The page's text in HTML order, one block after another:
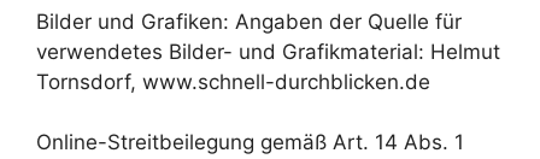
Bilder und Grafiken: Angaben der Quelle für
verwendetes Bilder- und Grafikmaterial: Helmut
Tornsdorf, www.schnell-durchblicken.de
Online-Streitbeilegung gemäß Art. 14 Abs. 1